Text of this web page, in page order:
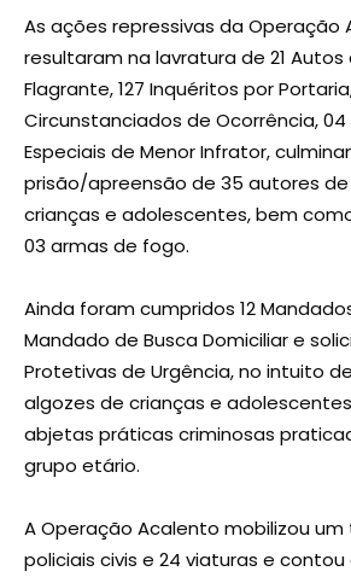
As ações repressivas da Operação
resultaram na lavratura de 21 Autos
Flagrante, 127 Inquéritos por
Circunstanciados de Ocorrência,
Especiais de Menor Infrator,
prisão/apreensão de 35 autores
crianças e adolescentes, bem
03 armas de fogo.
Ainda foram cumpridos 12
Mandado de Busca Domiciliar e
Protetivas de Urgência, no intuito
algozes de crianças e
abjetas práticas criminosas
grupo etário.
A Operação Acalento mobilizou
policiais civis e 24 viaturas e